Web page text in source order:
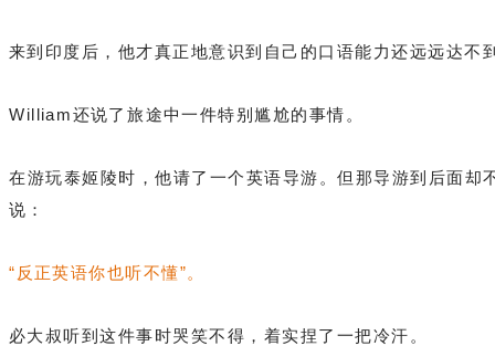
来到印度后，他才真正地意识到自己的口语能力还远远达不
William还说了旅途中一件特别尴尬的事情。
在游玩泰姬陵时，他请了一个英语导游。但那导游到后面却
说：
“反正英语你也听不懂”。
必大叔听到这件事时哭笑不得，着实捏了一把冷汗。